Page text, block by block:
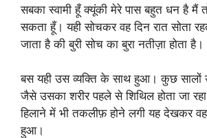
सबका स्वामी हूँ क्यूंकी मेरे पास बहुत धन है मैं
सकता हूँ। यही सोचकर वह दिन रात सोता
जाता है की बुरी सोच का बुरा नतीज़ा होता है।
बस यही उस व्यक्ति के साथ हुआ। कुछ
जैसे उसका शरीर पहले से शिथिल होता जा
हिलाने में भी तकलीफ़ होने लगी यह देखकर वह
हुआ।